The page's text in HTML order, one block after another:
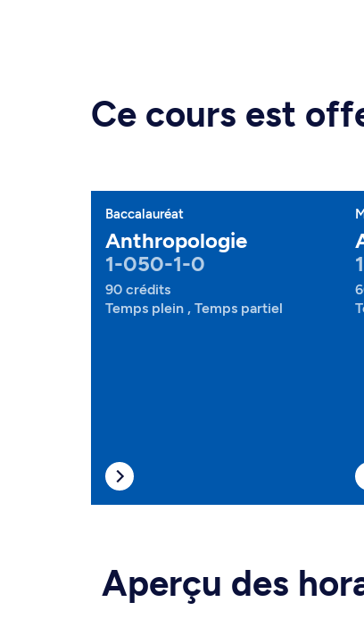
Ce cours est
Baccalauréat
Anthropologie
1-050-1-0
90 crédits
Temps plein , Temps partiel
Aperçu des